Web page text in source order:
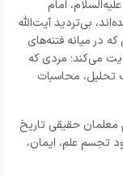
امام
بی‌تردید آیت‌الله
در میانه فتنه‌های
می‌کند؛ مردی که
تحلیل، محاسبات
معلمان حقیقی تاریخ
تجسم علم، ایمان،